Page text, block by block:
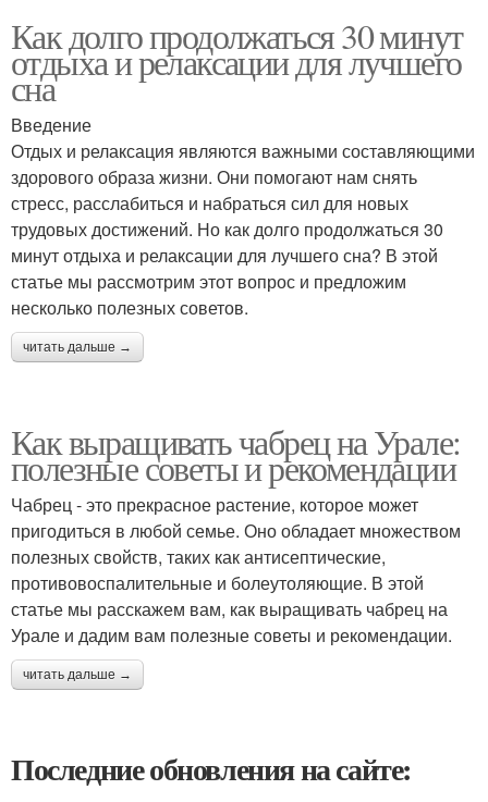
Как долго продолжаться 30 минут
отдыха и релаксации для лучшего
сна
Введение
Отдых и релаксация являются важными составляющими
здорового образа жизни. Они помогают нам снять
стресс, расслабиться и набраться сил для новых
трудовых достижений. Но как долго продолжаться 30
минут отдыха и релаксации для лучшего сна? В этой
статье мы рассмотрим этот вопрос и предложим
несколько полезных советов.
читать дальше →
Как выращивать чабрец на Урале:
полезные советы и рекомендации
Чабрец - это прекрасное растение, которое может
пригодиться в любой семье. Оно обладает множеством
полезных свойств, таких как антисептические,
противовоспалительные и болеутоляющие. В этой
статье мы расскажем вам, как выращивать чабрец на
Урале и дадим вам полезные советы и рекомендации.
читать дальше →
Последние обновления на сайте: